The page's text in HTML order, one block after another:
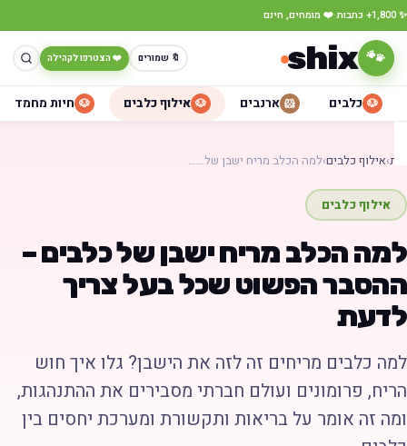
·❤️ מומחים, חינם
🐾
shix 🔖 שמורים ❤️ הצטרפו לקהילה
🐶 כלבים 🐹 ארנבים 🐶 אילוף כלבים 🐶 חיות מחמד
›אילוף כלבים›למה הכלב מריח ישבן של……
אילוף כלבים
הכלב מריח ישבן של כלבים –
הפשוט שכל בעל צריך
כלבים מריחים זה לזה את הישבן? גלו איך חוש
פרומונים ועולם חברתי מסבירים את ההתנהגות,
זה אומר על בריאות ותקשורת ומערכת יחסים בין